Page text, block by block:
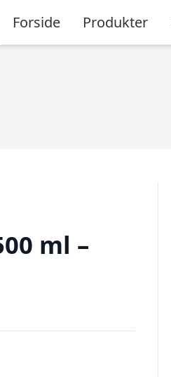
Forside Produkter
ml –